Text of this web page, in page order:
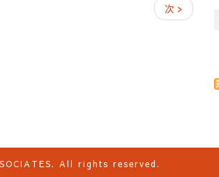
次 >
All rights reserved.